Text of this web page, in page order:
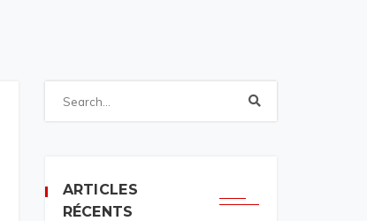
ARTICLES
RÉCENTS